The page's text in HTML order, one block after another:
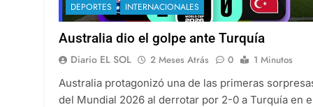
DEPORTES INTERNACIONALES
Australia dio el golpe ante Turquía
Diario EL SOL 2 Meses Atrás 0
1 Minutos
Australia protagonizó una de las primeras
del Mundial 2026 al derrotar por 2-0 a Turquía en